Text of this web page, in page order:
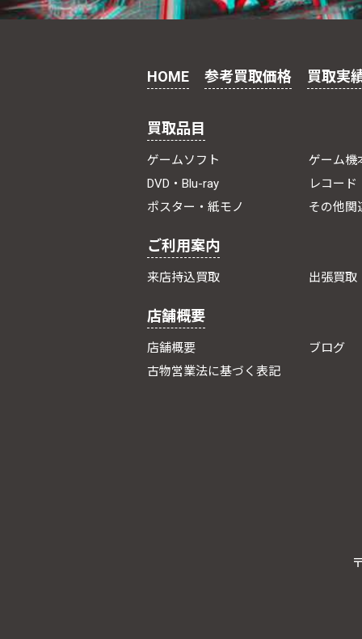
HOME 参考買取価格 買取実
買取品目
ゲームソフト
ゲーム機
DVD・Blu-ray
レコード
ポスター・紙モノ
その他関
ご利用案内
来店持込買取 出張買取
店舗概要
店舗概要
ブログ
古物営業法に基づく表記